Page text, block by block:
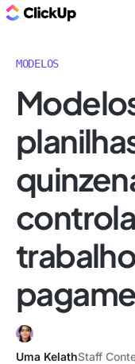
MODELOS
Uma KelathStaff